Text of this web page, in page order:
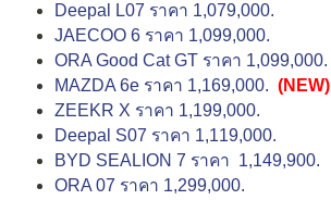
Deepal L07 ราคา 1,079,000.
JAECOO 6 ราคา 1,099,000.
ORA Good Cat GT ราคา 1,099,000.
MAZDA 6e ราคา 1,169,000. (NEW)
ZEEKR X ราคา 1,199,000.
Deepal S07 ราคา 1,119,000.
BYD SEALION 7 ราคา 1,149,900.
ORA 07 ราคา 1,299,000.